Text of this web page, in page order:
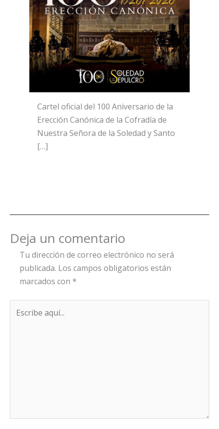
Cartel oficial del 100 Aniversario de la
Erección Canónica de la Cofradía de
Nuestra Señora de la Soledad y Santo
[…]
Deja un comentario
Tu dirección de correo electrónico no será
publicada. Los campos obligatorios están
marcados con *
aquí...